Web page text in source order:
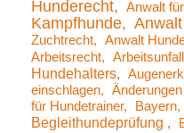
Hunderecht
Anwalt
Kampfhunde
Zuchtrecht
Anwalt
Arbeitsrecht
Arbeitsunfall
Hundehalters
einschlagen
für Hundetrainer
Bayern
Begleithundeprüfung